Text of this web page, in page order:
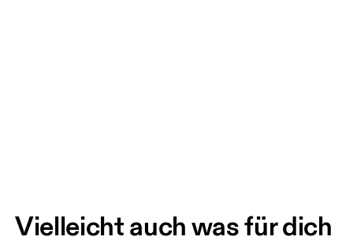
Vielleicht auch was für dich